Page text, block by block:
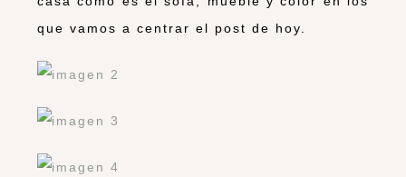
que vamos a centrar el post de hoy.